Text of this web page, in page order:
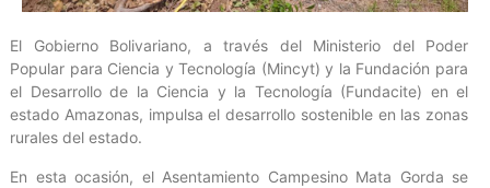
El Gobierno Bolivariano, a través del Ministerio del Poder
Popular para Ciencia y Tecnología (Mincyt) y la Fundación para
el Desarrollo de la Ciencia y la Tecnología (Fundacite) en el
estado Amazonas, impulsa el desarrollo sostenible en las zonas
rurales del estado.
En esta ocasión, el Asentamiento Campesino Mata Gorda se